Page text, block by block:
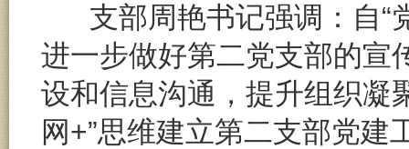
支部周艳书记强调：自“
进一步做好第二党支部的宣
设和信息沟通，提升组织凝
网+”思维建立第二支部党